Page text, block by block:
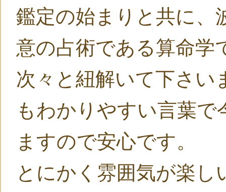
鑑定の始まりと共に、
意の占術である算命学
次々と紐解いて下さい
もわかりやすい言葉
ますので安心です。
とにかく雰囲気が楽